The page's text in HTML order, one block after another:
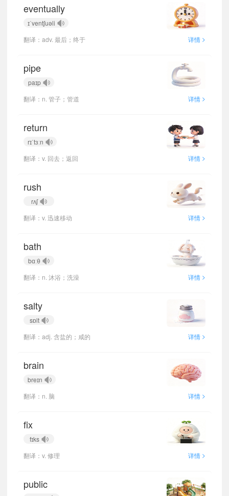
eventually
ɪˈventʃuəli
翻译：adv. 最后；终于
详情 >
pipe
paɪp
翻译：n. 管子；管道
详情 >
return
rɪˈtɜːn
翻译：v. 回去；返回
详情 >
rush
rʌʃ
翻译：v. 迅速移动
详情 >
bath
bɑːθ
翻译：n. 沐浴；洗澡
详情 >
salty
sɒlt
翻译：adj. 含盐的；咸的
详情 >
brain
breɪn
翻译：n. 脑
详情 >
fix
fɪks
翻译：v. 修理
详情 >
public